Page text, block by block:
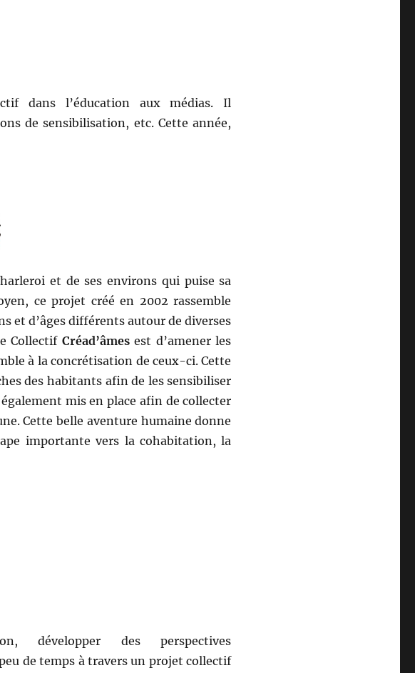
dans l’éducation aux médias. Il
de sensibilisation, etc. Cette année,
et de ses environs qui puise sa
ce projet créé en 2002 rassemble
et d’âges différents autour de diverses
Collectif Créad’âmesest d’amener les
à la concrétisation de ceux-ci. Cette
des habitants afin de les sensibiliser
mis en place afin de collecter
Cette belle aventure humaine donne
importante vers la cohabitation, la
développer des perspectives
de temps à travers un projet collectif